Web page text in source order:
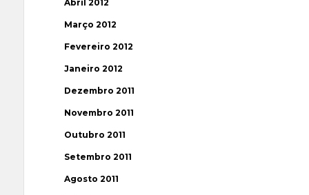
Abril 2012
Março 2012
Fevereiro 2012
Janeiro 2012
Dezembro 2011
Novembro 2011
Outubro 2011
Setembro 2011
Agosto 2011